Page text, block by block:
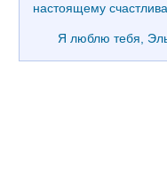
настоящему
Я люблю тебя,